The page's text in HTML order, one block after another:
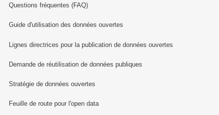
Questions fréquentes (FAQ)
Guide d'utilisation des données ouvertes
Lignes directrices pour la publication de données ouvertes
Demande de réutilisation de données publiques
Stratégie de données ouvertes
Feuille de route pour l'open data